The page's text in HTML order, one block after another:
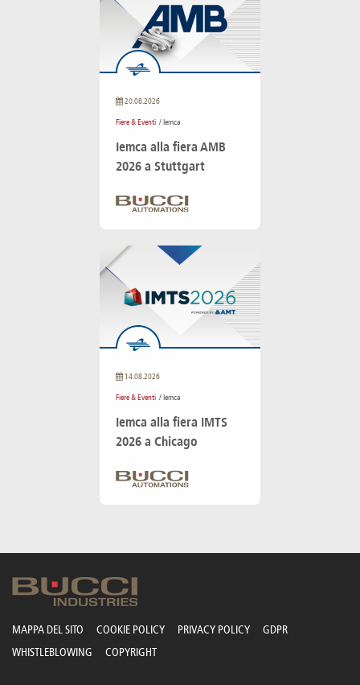
20.08.2026
Fiere & Eventi / Iemca
Iemca alla fiera AMB
2026 a Stuttgart
14.08.2026
Fiere & Eventi / Iemca
Iemca alla fiera IMTS
2026 a Chicago
MAPPA DEL SITO COOKIE POLICY PRIVACY POLICY
GDPR
WHISTLEBLOWING
COPYRIGHT